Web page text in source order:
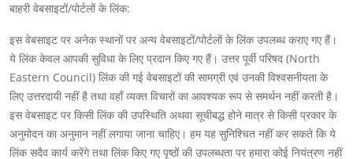
बाहरी वेबसाइटों/पोर्टलों के लिंक:
इस वेबसाइट पर अनेक स्थानों पर अन्य वेबसाइटों/पोर्टलों के लिंक उपलब्ध कराए गए हैं।
ये लिंक केवल आपकी सुविधा के लिए प्रदान किए गए हैं। उत्तर पूर्वी परिषद (North
Eastern Council) लिंक की गई वेबसाइटों की सामग्री एवं उनकी विश्वसनीयता के
लिए उत्तरदायी नहीं है तथा वहाँ व्यक्त विचारों का आवश्यक रूप से समर्थन नहीं करती है।
इस वेबसाइट पर किसी लिंक की उपस्थिति अथवा सूचीबद्ध होने मात्र से किसी प्रकार के
अनुमोदन का अनुमान नहीं लगाया जाना चाहिए। हम यह सुनिश्चित नहीं कर सकते कि ये
लिंक सदैव कार्य करेंगे तथा लिंक किए गए पृष्ठों की उपलब्धता पर हमारा कोई नियंत्रण नहीं